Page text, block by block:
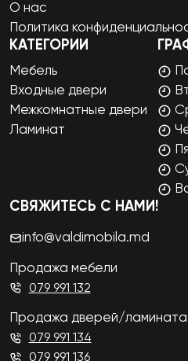
О нас
Политика
КАТЕГОРИИ
Мебель
Входные двери
Межкомнатные двери
Ламинат
СВЯЖИТЕСЬ С НАМИ!
info@valdimobila.md
Продажа мебели
079 991 132
Продажа дверей/ламината
079 991 134
079 991 136